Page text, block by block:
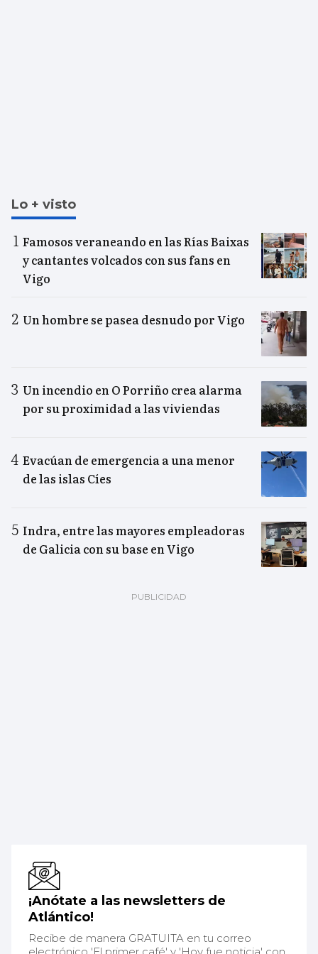
Lo + visto
Famosos veraneando en las Rías Baixas
y cantantes volcados con sus fans en
Vigo
Un hombre se pasea desnudo por Vigo
Un incendio en O Porriño crea alarma
por su proximidad a las viviendas
Evacúan de emergencia a una menor
de las islas Cíes
Indra, entre las mayores empleadoras
de Galicia con su base en Vigo
¡Anótate a las newsletters de
Atlántico!
Recibe de manera GRATUITA en tu correo